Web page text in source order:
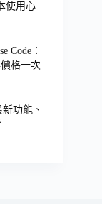
使用心
Code：
格一次
功能、